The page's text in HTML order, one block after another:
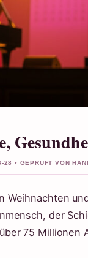
• GEPRUFT VON
Weihnachten
der
75 Millionen